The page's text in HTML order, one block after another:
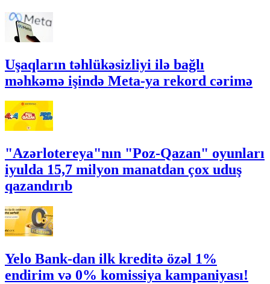
Uşaqların təhlükəsizliyi ilə bağlı
məhkəmə işində Meta-ya rekord cərimə
"Azərlotereya"nın "Poz-Qazan" oyunları
iyulda 15,7 milyon manatdan çox uduş
qazandırıb
Yelo Bank-dan ilk kreditə özəl 1%
endirim və 0% komissiya kampaniyası!